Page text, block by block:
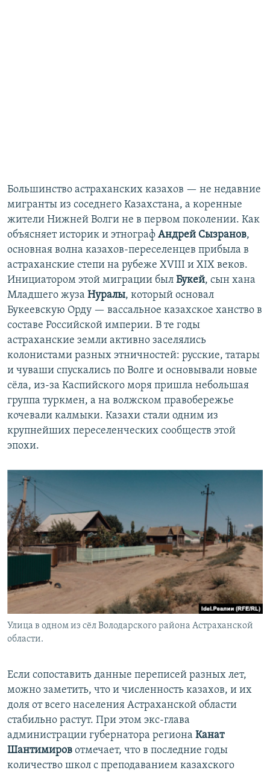
Большинство астраханских казахов — не недавние
мигранты из соседнего Казахстана, а коренные
жители Нижней Волги не в первом поколении. Как
объясняет историк и этнограф Андрей Сызранов,
основная волна казахов-переселенцев прибыла в
астраханские степи на рубеже XVIII и XIX веков.
Инициатором этой миграции был Букей, сын хана
Младшего жуза Нуралы, который основал
Букеевскую Орду — вассальное казахское ханство в
составе Российской империи. В те годы
астраханские земли активно заселялись
колонистами разных этничностей: русские, татары
и чуваши спускались по Волге и основывали новые
сёла, из-за Каспийского моря пришла небольшая
группа туркмен, а на волжском правобережье
кочевали калмыки. Казахи стали одним из
крупнейших переселенческих сообществ этой
эпохи.
Улица в одном из сёл Володарского района Aстраханской
области.
Если сопоставить данные переписей разных лет,
можно заметить, что и численность казахов, и их
доля от всего населения Астраханской области
стабильно растут. При этом экс-глава
администрации губернатора региона Канат
Шантимиров отмечает, что в последние годы
количество школ с преподаванием казахского